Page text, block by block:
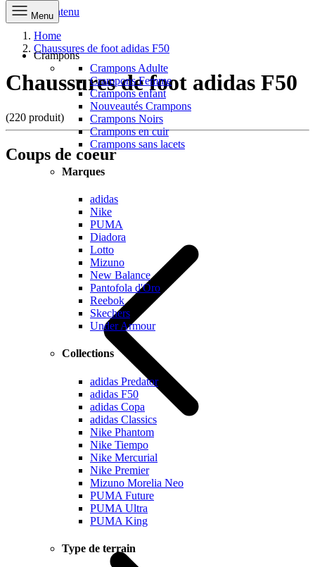
Aller au contenu
Menu
Crampons
Crampons Adulte
Crampons Femme
Crampons enfant
Nouveautés Crampons
Crampons Noirs
Crampons en cuir
Crampons sans lacets
Marques
adidas
Nike
PUMA
Diadora
Lotto
Mizuno
New Balance
Pantofola d'Oro
Reebok
Skechers
Under Armour
Collections
adidas Predator
adidas F50
adidas Copa
adidas Classics
Nike Phantom
Nike Tiempo
Nike Mercurial
Nike Premier
Mizuno Morelia Neo
PUMA Future
PUMA Ultra
PUMA King
Type de terrain
Home
Chaussures de foot adidas F50
Chaussures de foot adidas F50
(220 produit)
Coups de coeur